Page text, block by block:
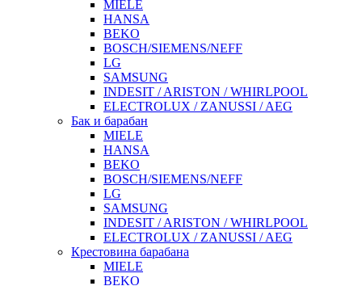
MIELE
HANSA
BEKO
BOSCH/SIEMENS/NEFF
LG
SAMSUNG
INDESIT / ARISTON / WHIRLPOOL
ELECTROLUX / ZANUSSI / AEG
Бак и барабан
MIELE
HANSA
BEKO
BOSCH/SIEMENS/NEFF
LG
SAMSUNG
INDESIT / ARISTON / WHIRLPOOL
ELECTROLUX / ZANUSSI / AEG
Крестовина барабана
MIELE
BEKO